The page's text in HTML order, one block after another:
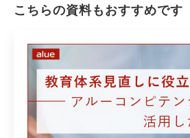
こちらの資料もおすすめです